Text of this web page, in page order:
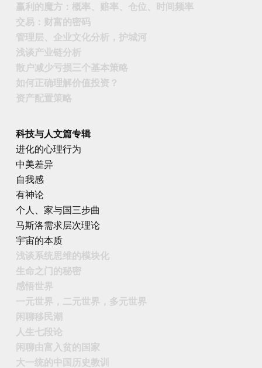
赢利的魔方：概率、赔率、仓位、时间频率
交易：财富的密码
管理层、企业文化分析，护城河
浅谈产业链分析
散户减少亏损三个基本策略
如何正确理解价值投资？
资产配置策略
科技与人文篇专辑
进化的心理行为
中美差异
自我感
有神论
个人、家与国三步曲
马斯洛需求层次理论
宇宙的本质
浅谈系统思维的模块化
生命之门的秘密
感悟世界
一元世界，二元世界，多元世界
闲聊移民潮
人生七段论
闲聊由富入贫的国家
大一统的中国历史教训